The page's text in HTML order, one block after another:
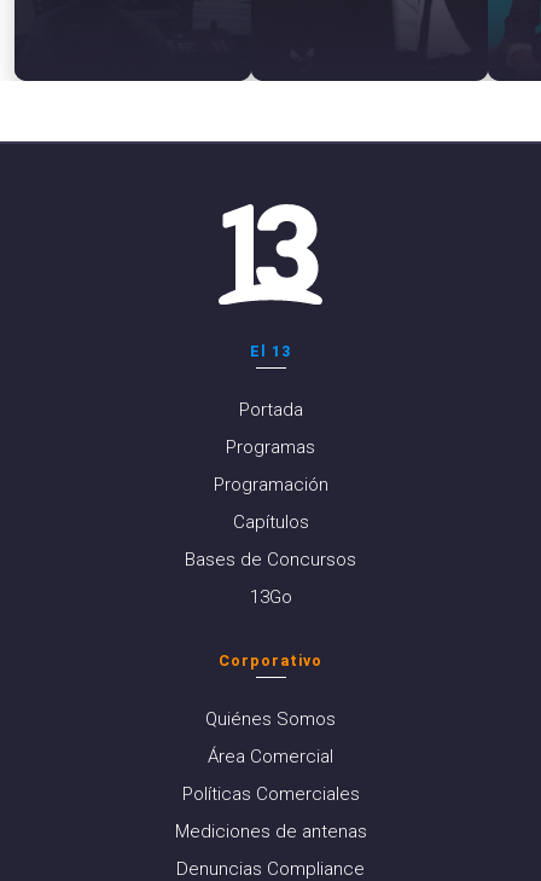
El 13
Portada
Programas
Programación
Capítulos
Bases de Concursos
13Go
Corporativo
Quiénes Somos
Área Comercial
Políticas Comerciales
Mediciones de antenas
Denuncias Compliance